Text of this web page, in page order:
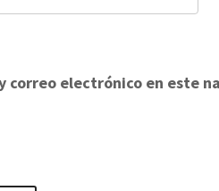
correo electrónico en este